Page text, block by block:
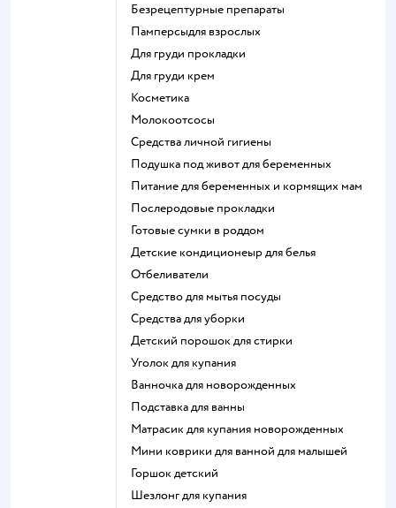
безрецептурные препараты
памперсыдля взрослых
для груди прокладки
для груди крем
косметика
Молокоотсосы
средства личной гигиены
подушка под живот для беременных
питание для беременных и кормящих мам
послеродовые прокладки
готовые сумки в роддом
детские кондиционеыр для белья
отбеливатели
средство для мытья посуды
средства для уборки
детский порошок для стирки
уголок для купания
ванночка для новорожденных
подставка для ванны
матрасик для купания новорожденных
мини коврики для ванной для малышей
горшок детский
шезлонг для купания